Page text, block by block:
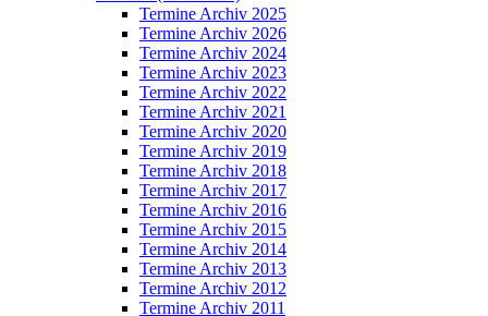
Termine Archiv 2025
Termine Archiv 2026
Termine Archiv 2024
Termine Archiv 2023
Termine Archiv 2022
Termine Archiv 2021
Termine Archiv 2020
Termine Archiv 2019
Termine Archiv 2018
Termine Archiv 2017
Termine Archiv 2016
Termine Archiv 2015
Termine Archiv 2014
Termine Archiv 2013
Termine Archiv 2012
Termine Archiv 2011